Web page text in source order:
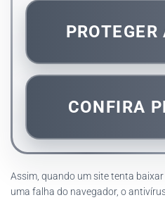
PROTEGER
CONFIRA
Assim, quando um site tenta
uma falha do navegador, o